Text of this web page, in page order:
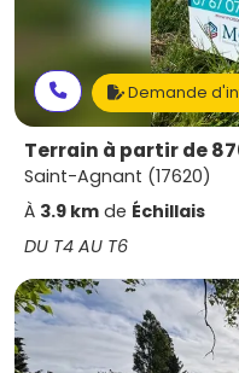
Demande
Terrain à partir de
Saint-Agnant (17620)
À 3.9 km de Échillais
DU T4 AU T6